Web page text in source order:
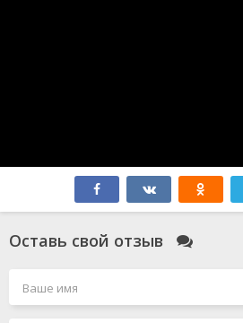
Оставь свой отзыв